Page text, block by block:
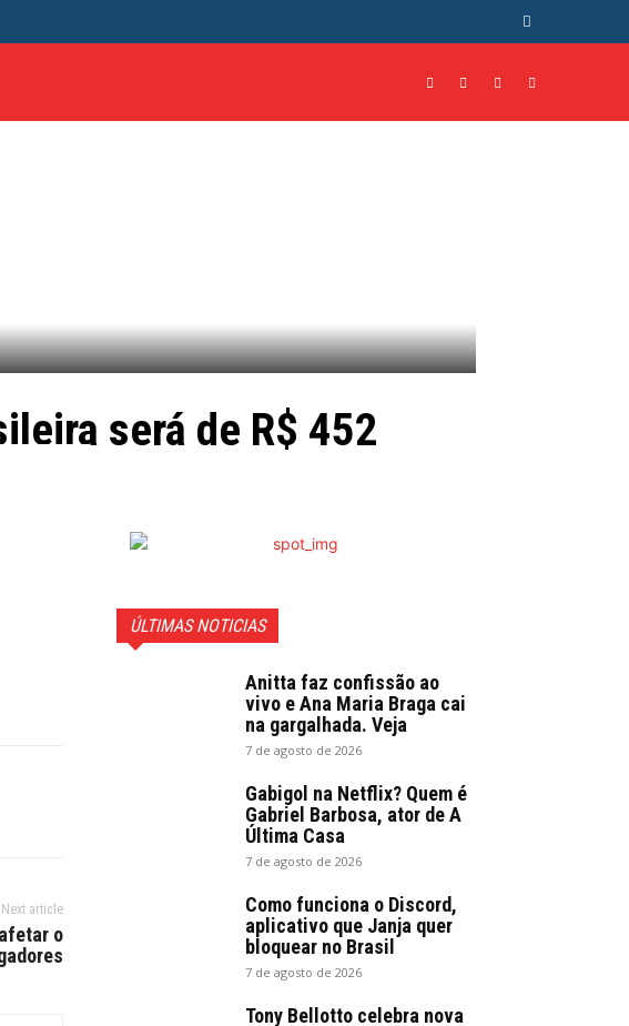
será de R$ 452
Next article
o
ÚLTIMAS NOTICIAS
Anitta faz confissão ao
vivo e Ana Maria Braga cai
na gargalhada. Veja
7 de agosto de 2026
Gabigol na Netflix? Quem é
Gabriel Barbosa, ator de A
Última Casa
7 de agosto de 2026
Como funciona o Discord,
aplicativo que Janja quer
bloquear no Brasil
7 de agosto de 2026
Tony Bellotto celebra nova